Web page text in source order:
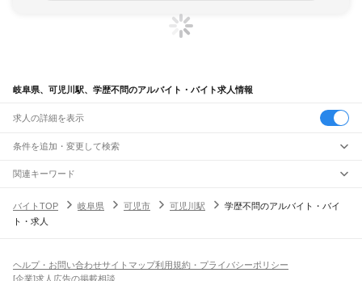
岐阜県、可児川駅、学歴不問のアルバイト・バイト求人情報
求人の詳細を表示
条件を追加・変更して検索
市区町村を追加・変更
岐阜県すべて
岐阜市
駅を追加・変更
職種を追加・変更
飲食・フードサービスすべて
ホールスタッフキッチンスタッフ
人気
関連キーワード
バイトTOP
岐阜県 可児市 可児川駅
学歴不問のアルバイト・バイ
ト・求人
ヘルプ・お問い合わせサイトマップ利用規約・プライバシーポリシー
[企業]求人広告の掲載相談